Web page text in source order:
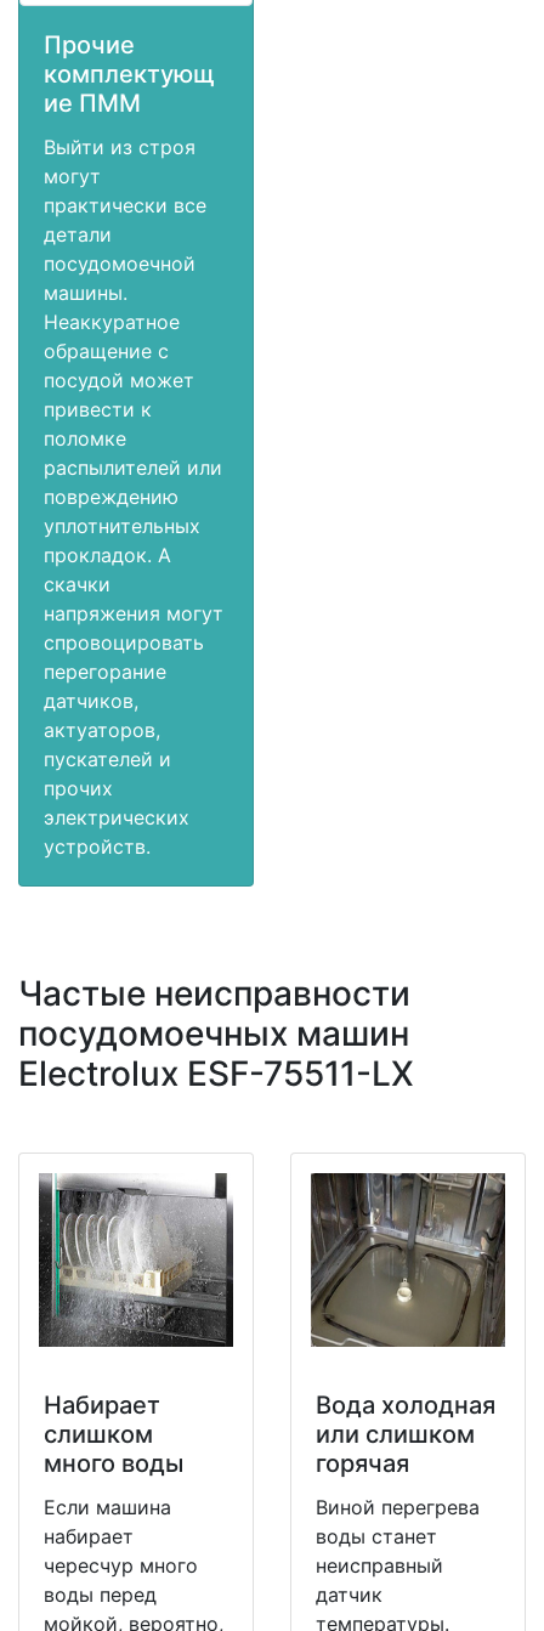
Прочие
комплектующ
ие ПММ
Выйти из строя
могут
практически все
детали
посудомоечной
машины.
Неаккуратное
обращение с
посудой может
привести к
поломке
распылителей или
повреждению
уплотнительных
прокладок. А
скачки
напряжения могут
спровоцировать
перегорание
датчиков,
актуаторов,
пускателей и
прочих
электрических
устройств.
Частые неисправности
посудомоечных машин
Electrolux ESF-75511-LX
Набирает
слишком
много воды
Если машина
набирает
чересчур много
воды перед
мойкой, вероятно,
Вода холодная
или слишком
горячая
Виной перегрева
воды станет
неисправный
датчик
температуры.